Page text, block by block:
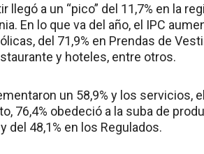
llegó a un “pico” del 11,7% en la
En lo que va del año, el IPC
del 71,9% en Prendas de
y hoteles, entre otros.
un 58,9% y los servicios,
76,4% obedeció a la suba de
del 48,1% en los Regulados.